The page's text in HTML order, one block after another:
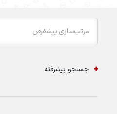
مرتب‌سازی پیشفرض
جستجو پیشرفته